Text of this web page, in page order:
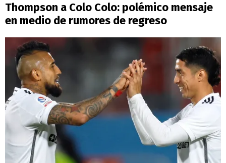
Thompson a Colo Colo: polémico mensaje
en medio de rumores de regreso